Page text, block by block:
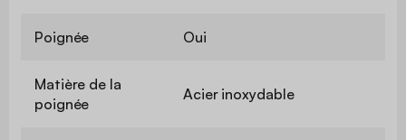
Poignée Oui
Matière de la
poignée
Acier inoxydable